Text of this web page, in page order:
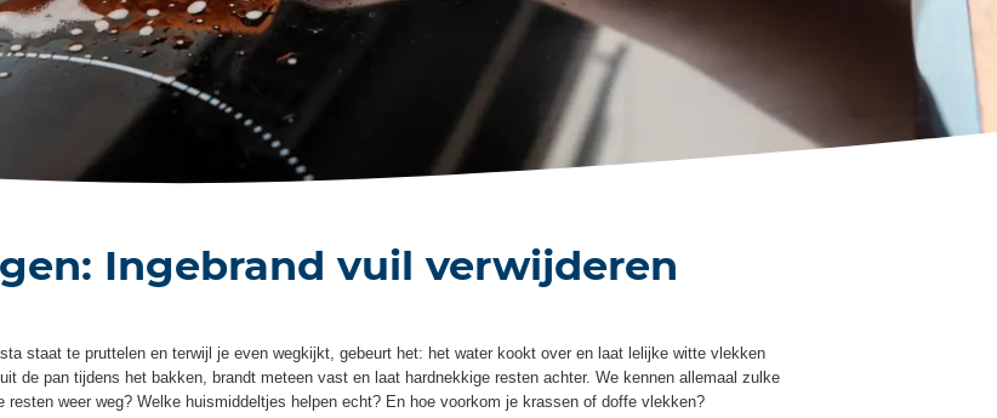
Ingebrand vuil verwijderen
staat te pruttelen en terwijl je even wegkijkt, gebeurt het: het water kookt over en laat lelijke witte vlekken
de pan tijdens het bakken, brandt meteen vast en laat hardnekkige resten achter. We kennen allemaal zulke
weer weg? Welke huismiddeltjes helpen echt? En hoe voorkom je krassen of doffe vlekken?